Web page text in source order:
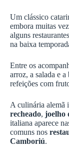
Um clássico
embora muitas
alguns
na baixa
Entre os
arroz, a salada e a
refeições com
A culinária alemã
recheado, joelho
italiana aparece
comuns nos
Camboriú.